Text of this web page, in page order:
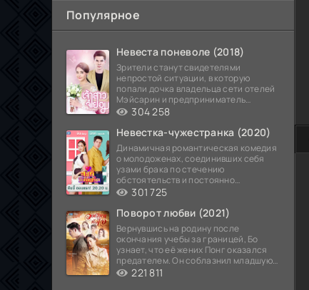
Популярное
Невеста поневоле (2018)
Зрители станут свидетелями
непростой ситуации, в которую
попали дочка владельца сети отелей
Мэйсарин и предприниматель
Кетдэн. Обоих главных героев
304 258
Невестка-чужестранка (2020)
Динамичная романтическая комедия
о молодоженах, соединивших себя
узами брака по стечению
обстоятельств и постоянно
попадающих в курьезные ситуации...
301 725
Поворот любви (2021)
Вернувшись на родину после
окончания учебы за границей, Бо
узнает, что её жених Понг оказался
предателем. Он соблазнил младшую
сестру хозяина
221 811